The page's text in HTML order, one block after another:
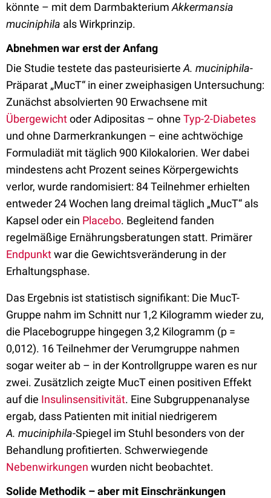
könnte – mit dem Darmbakterium Akkermansia
muciniphila als Wirkprinzip.
Abnehmen war erst der Anfang
Die Studie testete das pasteurisierte A. muciniphila-
Präparat „MucT“ in einer zweiphasigen Untersuchung:
Zunächst absolvierten 90 Erwachsene mit
Übergewichtoder Adipositas – ohne Typ-2-Diabetes
und ohne Darmerkrankungen – eine achtwöchige
Formuladiät mit täglich 900 Kilokalorien. Wer dabei
mindestens acht Prozent seines Körpergewichts
verlor, wurde randomisiert: 84 Teilnehmer erhielten
entweder 24 Wochen lang dreimal täglich „MucT“ als
Kapsel oder ein Placebo. Begleitend fanden
regelmäßige Ernährungsberatungen statt. Primärer
Endpunktwar die Gewichtsveränderung in der
Erhaltungsphase.
Das Ergebnis ist statistisch signifikant: Die MucT-
Gruppe nahm im Schnitt nur 1,2 Kilogramm wieder zu,
die Placebogruppe hingegen 3,2 Kilogramm (p =
0,012). 16 Teilnehmer der Verumgruppe nahmen
sogar weiter ab – in der Kontrollgruppe waren es nur
zwei. Zusätzlich zeigte MucT einen positiven Effekt
auf die Insulinsensitivität. Eine Subgruppenanalyse
ergab, dass Patienten mit initial niedrigerem
A. muciniphila-Spiegel im Stuhl besonders von der
Behandlung profitierten. Schwerwiegende
Nebenwirkungen wurden nicht beobachtet.
Solide Methodik – aber mit Einschränkungen